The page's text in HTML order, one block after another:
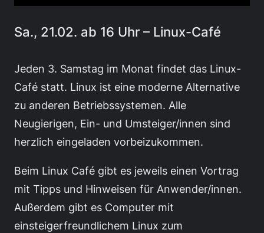
Sa., 21.02. ab 16 Uhr – Linux-Café
Jeden 3. Samstag im Monat findet das Linux-
Café statt. Linux ist eine moderne Alternative
zu anderen Betriebssystemen. Alle
Neugierigen, Ein- und Umsteiger/innen sind
herzlich eingeladen vorbeizukommen.
Beim Linux Café gibt es jeweils einen Vortrag
mit Tipps und Hinweisen für Anwender/innen.
Außerdem gibt es Computer mit
einsteigerfreundlichem Linux zum